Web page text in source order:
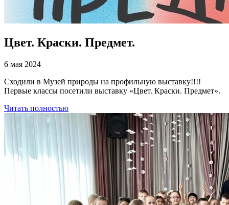
Цвет. Краски. Предмет.
6 мая 2024
Сходили в Музей природы на профильную выставку!!!!
Первые классы посетили выставку «Цвет. Краски. Предмет».
Читать полностью